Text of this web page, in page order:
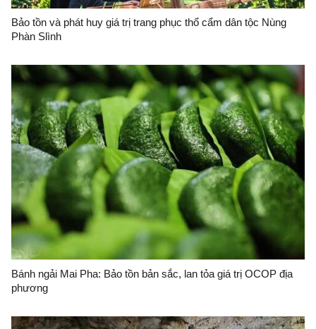
Bảo tồn và phát huy giá trị trang phục thổ cẩm dân tộc Nùng
Phàn Slình
Bánh ngải Mai Pha: Bảo tồn bản sắc, lan tỏa giá trị OCOP địa
phương